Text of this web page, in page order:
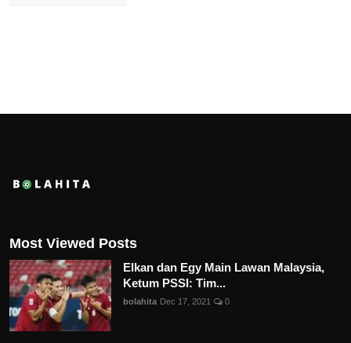
Most Viewed Posts
Elkan dan Egy Main Lawan Malaysia,
Ketum PSSI: Tim...
bolahita Dec 17, 2021 0